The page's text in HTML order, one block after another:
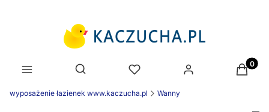
Otwórz wyszukiwarkę
wyposażenie łazienek www.kaczucha.pl Wanny